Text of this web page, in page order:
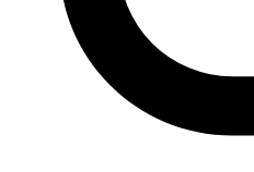
Fundación Al Fanar acerca la
cultural del mundo árabe a
proyectos, análisis y